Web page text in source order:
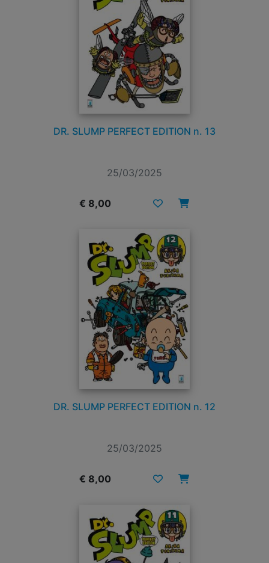
DR. SLUMP PERFECT EDITION n. 13
25/03/2025
€ 8,00
DR. SLUMP PERFECT EDITION n. 12
25/03/2025
€ 8,00